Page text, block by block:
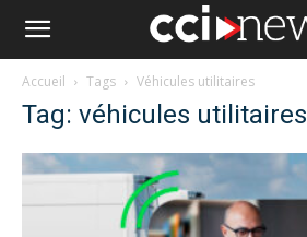
Accueil Tags Véhicules utilitaires
Tag: véhicules utilitaires